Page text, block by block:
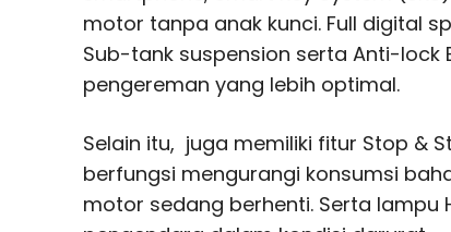
motor tanpa anak kunci. Full digital
Sub-tank suspension serta Anti-lock
pengereman yang lebih optimal.
Selain itu, juga memiliki fitur Stop &
berfungsi mengurangi konsumsi
motor sedang berhenti. Serta lampu